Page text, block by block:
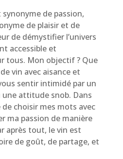
de passion,
de plaisir et de
de démystifier l’univers
accessible et
tous. Mon objectif ? Que
vin avec aisance et
sentir intimidé par un
attitude snob. Dans
de choisir mes mots avec
ma passion de manière
après tout, le vin est
de goût, de partage, et